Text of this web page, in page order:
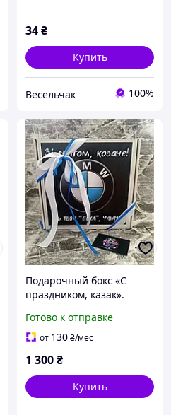
34₴
Купить
Весельчак 100%
Подарочный бокс «С
праздником, казак».
для всех на День
Рождения и любой
Готово к отправке
от 130₴/мес
1 300₴
Купить